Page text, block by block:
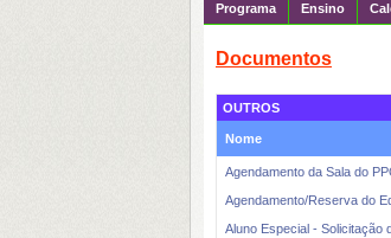
Programa Ensino
Documentos
OUTROS
Nome
Agendamento da Sala do
Agendamento/Reserva do
Aluno Especial - Solicitação